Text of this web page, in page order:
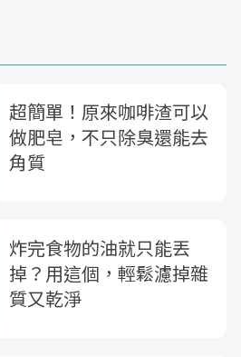
超簡單！原來咖啡渣可以
做肥皂，不只除臭還能去
角質
炸完食物的油就只能丟
掉？用這個，輕鬆濾掉雜
質又乾淨